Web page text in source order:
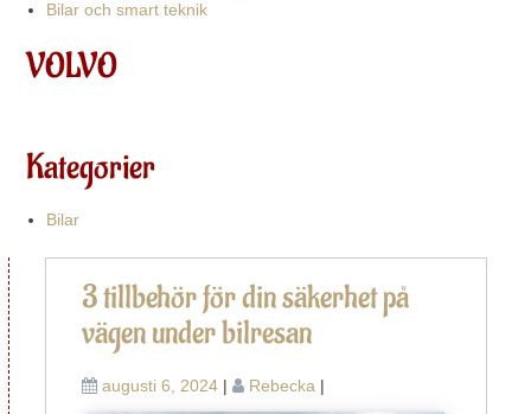
Bilar och smart teknik
VOLVO
Kategorier
Bilar
3 tillbehör för din säkerhet på
vägen under bilresan
augusti 6, 2024 | Rebecka |